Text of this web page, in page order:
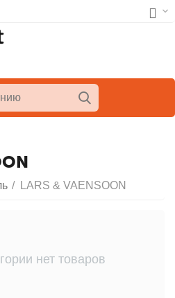
/ LARS & VAENSOON
нет товаров